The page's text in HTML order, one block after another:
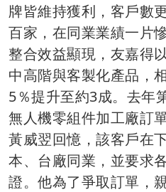
牌皆維持獲利，客戶數
百家，在同業業績一片
整合效益顯現，友嘉得
中高階與客製化產品，
5％提升至約3成。去年
無人機零組件加工廠訂單
黃威翌回憶，該客戶在
本、台廠同業，並要求
證。他為了爭取訂單，